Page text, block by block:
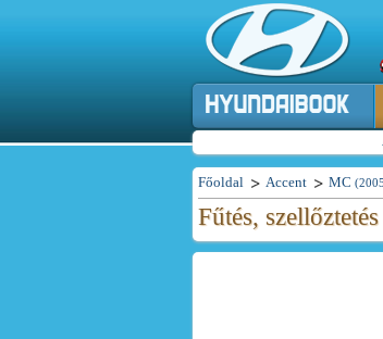
Főoldal Accent MC
Fűtés,